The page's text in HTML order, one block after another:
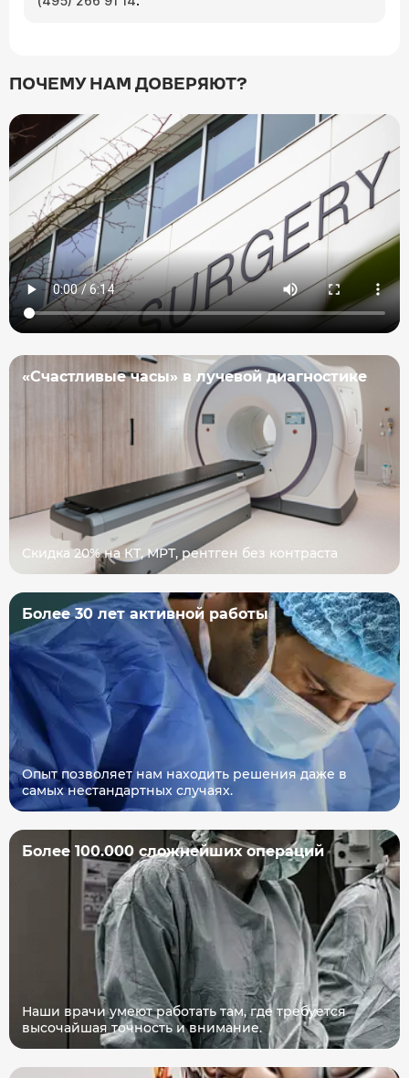
ПОЧЕМУ НАМ ДОВЕРЯЮТ?
«Счастливые часы» в лучевой диагностике
Скидка 20% на КТ, МРТ, рентген без контраста
Более 30 лет активной работы
Опыт позволяет нам находить решения даже в
самых нестандартных случаях.
Более 100.000 сложнейших операций
Наши врачи умеют работать там, где требуется
высочайшая точность и внимание.